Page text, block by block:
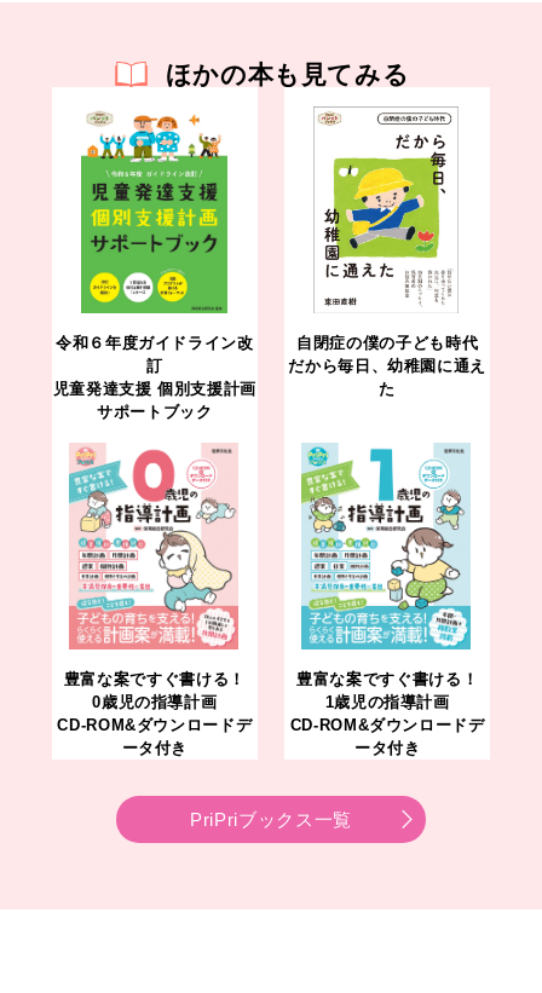
ほかの本も見てみる
令和６年度ガイドライン改
訂
児童発達支援 個別支援計画
サポートブック
自閉症の僕の子ども時代
だから毎日、幼稚園に通え
た
豊富な案ですぐ書ける！
0歳児の指導計画
CD-ROM&ダウンロードデ
ータ付き
豊富な案ですぐ書ける！
1歳児の指導計画
CD-ROM&ダウンロードデ
ータ付き
PriPriブックス一覧